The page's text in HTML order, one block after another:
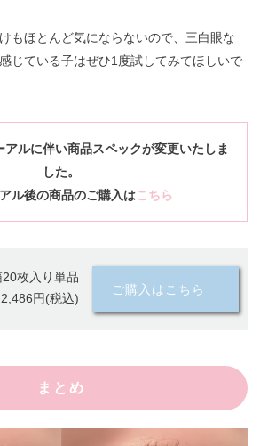
もほとんど気にならないので、三白眼な
じている子はぜひ1度試してみてほしいで
ルに伴い商品スペックが変更いたしま
した。
ル後の商品のご購入はこちら
20枚入り単品
2,486円(税込)
ご購入はこちら
まとめ